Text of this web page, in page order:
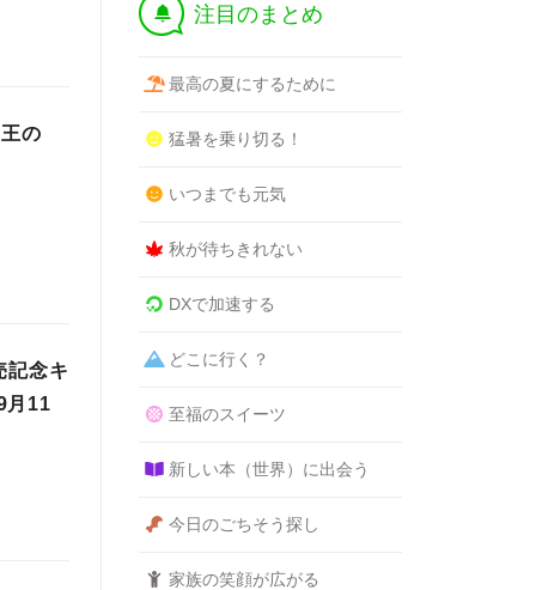
の
記念キ
月11
† 注目のまとめ
最高の夏にするために
猛暑を乗り切る！
いつまでも元気
秋が待ちきれない
DXで加速する
どこに行く？
至福のスイーツ
新しい本（世界）に出会う
今日のごちそう探し
家族の笑顔が広がる